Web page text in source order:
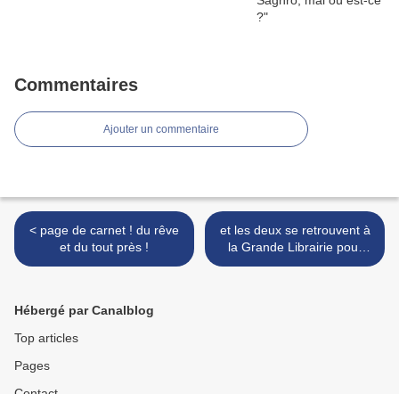
Commentaires
Ajouter un commentaire
< page de carnet ! du rêve
et du tout près !
et les deux se retrouvent à
la Grande Librairie pour
mon plus grand plaisir >
Hébergé par Canalblog
Top articles
Pages